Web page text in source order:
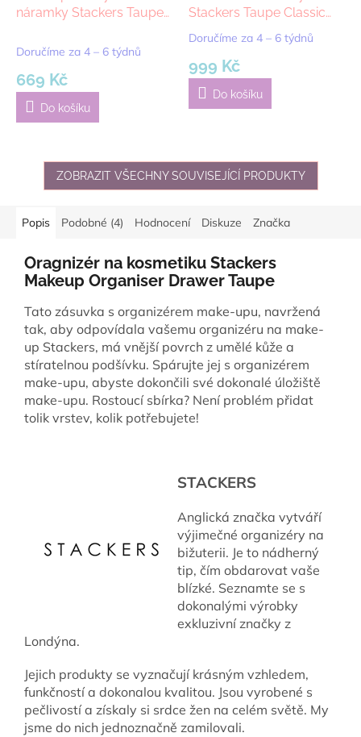
náramky Stackers Taupe
šedobéžová
Doručíme za 4 – 6 týdnů
669 Kč
Do košíku
Stackers Taupe Classic
Glasses/Accessory |
Průměrné
produktu
5,0
Doručíme za 4 – 6 týdnů
999 Kč
Do košíku
ZOBRAZIT VŠECHNY SOUVISEJÍCÍ PRODUKTY
Popis Podobné (4) Hodnocení Diskuze Značka
Oragnizér na kosmetiku Stackers
Makeup Organiser Drawer Taupe
Tato zásuvka s organizérem make-upu, navržená
tak, aby odpovídala vašemu organizéru na make-
up Stackers, má vnější povrch z umělé kůže a
stíratelnou podšívku. Spárujte jej s organizérem
make-upu, abyste dokončili své dokonalé úložiště
make-upu. Rostoucí sbírka? Není problém přidat
tolik vrstev, kolik potřebujete!
STACKERS
Anglická značka vytváří
výjimečné organizéry na
bižuterii. Je to nádherný
tip, čím obdarovat vaše
blízké. Seznamte se s
dokonalými výrobky
exkluzivní značky z
Londýna.
Jejich produkty se vyznačují krásným vzhledem,
funkčností a dokonalou kvalitou. Jsou vyrobené s
pečlivostí a získaly si srdce žen na celém světě. My
jsme do nich jednoznačně zamilovali.